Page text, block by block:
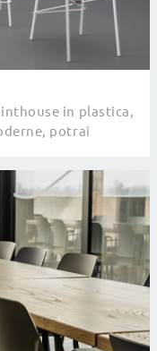
in plastica,
potrai